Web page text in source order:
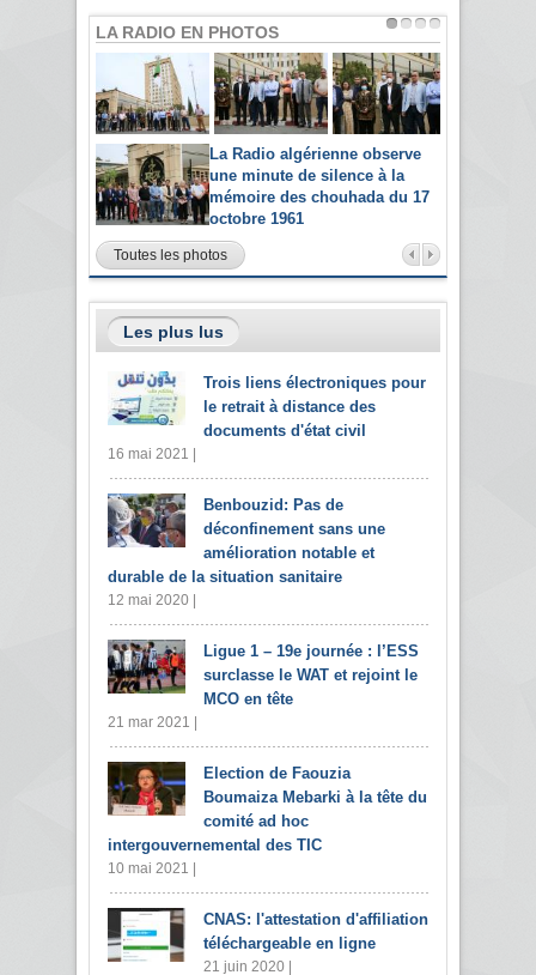
LA RADIO EN PHOTOS
La Radio algérienne observe
une minute de silence à la
mémoire des chouhada du 17
octobre 1961
Toutes les photos
Les plus lus
Trois liens électroniques pour
le retrait à distance des
documents d'état civil
16 mai 2021 |
Benbouzid: Pas de
déconfinement sans une
amélioration notable et
durable de la situation sanitaire
12 mai 2020 |
Ligue 1 – 19e journée : l’ESS
surclasse le WAT et rejoint le
MCO en tête
21 mar 2021 |
Election de Faouzia
Boumaiza Mebarki à la tête du
comité ad hoc
intergouvernemental des TIC
10 mai 2021 |
CNAS: l'attestation d'affiliation
téléchargeable en ligne
21 juin 2020 |